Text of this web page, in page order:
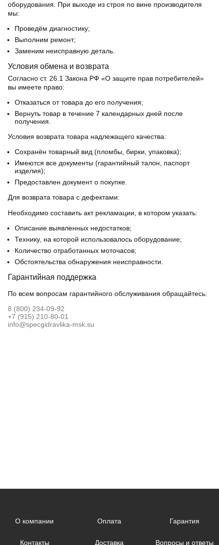
оборудования. При выходе из строя по вине производителя
мы:
Проведём диагностику;
Выполним ремонт;
Заменим неисправную деталь.
Условия обмена и возврата
Согласно ст. 26.1 Закона РФ «О защите прав потребителей»
вы имеете право:
Отказаться от товара до его получения;
Вернуть товар в течение 7 календарных дней после
получения.
Условия возврата товара надлежащего качества:
Сохранён товарный вид (пломбы, бирки, упаковка);
Имеются все документы (гарантийный талон, паспорт
изделия);
Предоставлен документ о покупке.
Для возврата товара с дефектами:
Необходимо составить акт рекламации, в котором указать:
Описание выявленных недостатков;
Технику, на которой использовалось оборудование;
Количество отработанных моточасов;
Обстоятельства обнаружения неисправности.
Гарантийная поддержка
По всем вопросам гарантийного обслуживания обращайтесь:
8 (800) 234-09-92
+7 (915) 210-80-01
info@specgidravlika-msk.su
О компании Оплата Гарантия
Контакты Доставка Вопросы и ответы